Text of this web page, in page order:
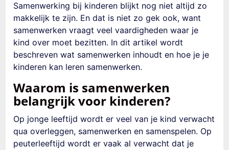
Samenwerking bij kinderen blijkt nog niet altijd zo
makkelijk te zijn. En dat is niet zo gek ook, want
samenwerken vraagt veel vaardigheden waar je
kind over moet bezitten. In dit artikel wordt
beschreven wat samenwerken inhoudt en hoe je je
kinderen kan leren samenwerken.
Waarom is samenwerken
belangrijk voor kinderen?
Op jonge leeftijd wordt er veel van je kind verwacht
qua overleggen, samenwerken en samenspelen. Op
peuterleeftijd wordt er vaak al verwacht dat je